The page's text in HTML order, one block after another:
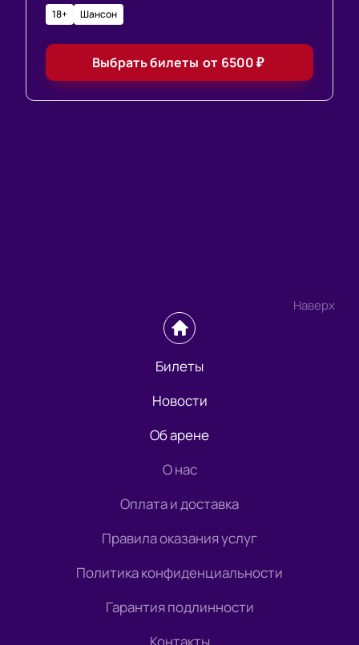
18+ Шансон
Выбрать билеты от 6500₽
Наверх
Билеты
Новости
Об арене
О нас
Оплата и доставка
Правила оказания услуг
Политика конфиденциальности
Гарантия подлинности